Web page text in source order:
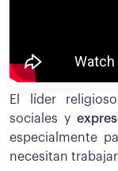
El líder
sociales y
especialmente
necesitan